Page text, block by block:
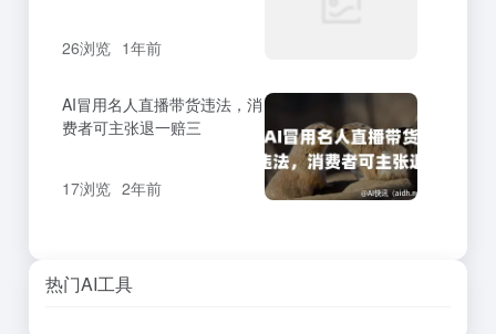
26浏览 1年前
AI冒用名人直播带货违法，消
费者可主张退一赔三
17浏览 2年前
热门AI工具